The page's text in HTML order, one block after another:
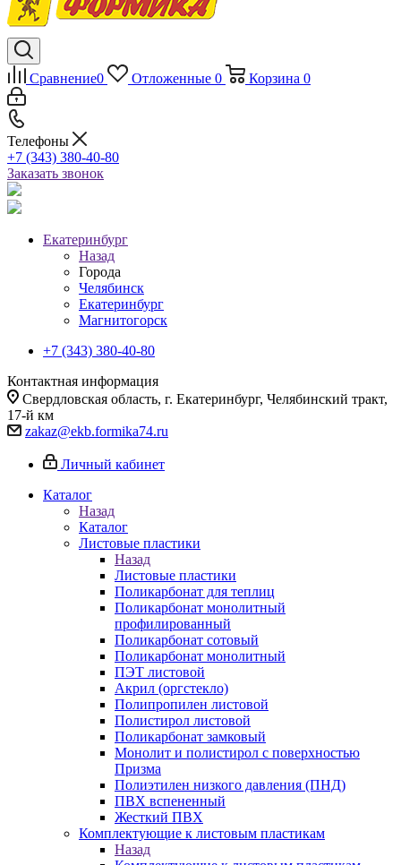
Сравнение0 Отложенные 0 Корзина 0
Телефоны
+7 (343) 380-40-80
Заказать звонок
Екатеринбург
Назад
Города
Челябинск
Екатеринбург
Магнитогорск
+7 (343) 380-40-80
Контактная информация
Свердловская область, г. Екатеринбург, Челябинский тракт,
17-й км
zakaz@ekb.formika74.ru
Личный кабинет
Каталог
Назад
Каталог
Листовые пластики
Назад
Листовые пластики
Поликарбонат для теплиц
Поликарбонат монолитный
профилированный
Поликарбонат сотовый
Поликарбонат монолитный
ПЭТ листовой
Акрил (оргстекло)
Полипропилен листовой
Полистирол листовой
Поликарбонат замковый
Монолит и полистирол с поверхностью
Призма
Полиэтилен низкого давления (ПНД)
ПВХ вспененный
Жесткий ПВХ
Комплектующие к листовым пластикам
Назад